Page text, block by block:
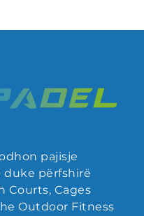
pajisje
duke përfshirë
Courts, Cages
Outdoor Fitness